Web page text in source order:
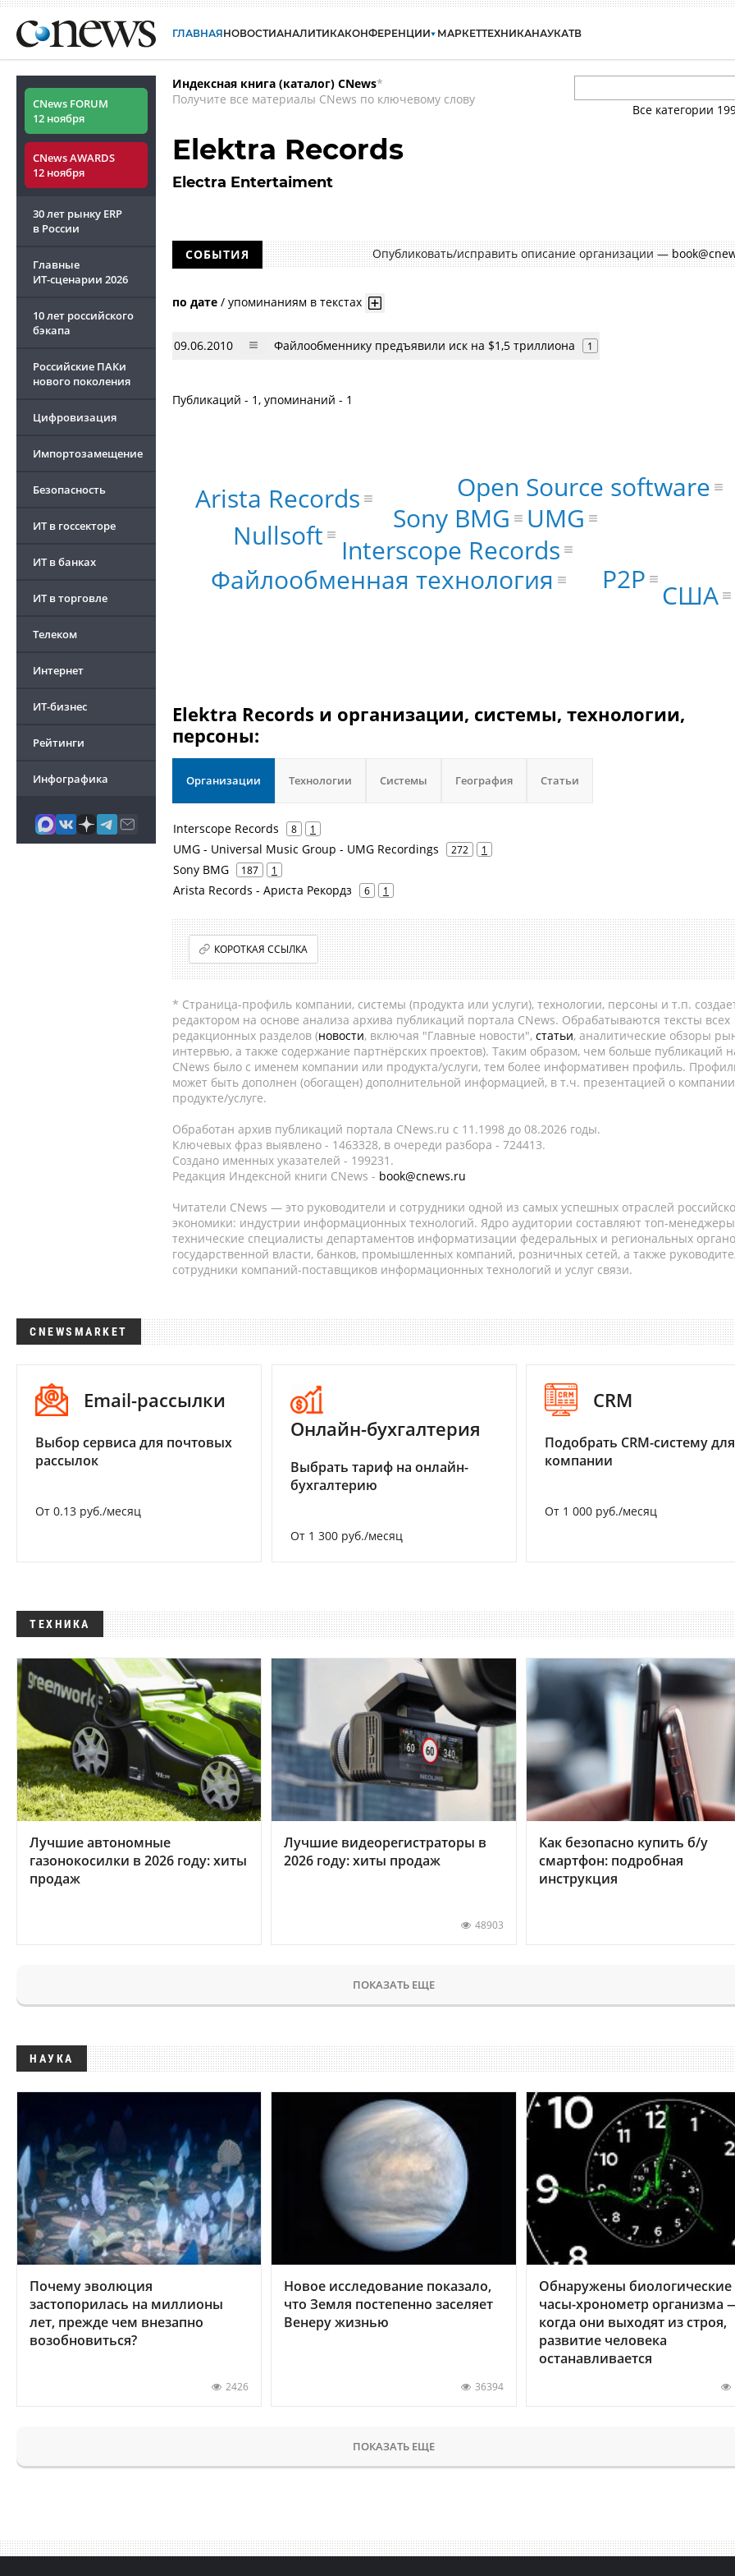
ГЛАВНАЯНОВОСТИАНАЛИТИКАКОНФЕРЕНЦИИ МАРКЕТТЕХНИКАНАУКАТВ
CNews FORUM
12 ноября
CNews AWARDS
12 ноября
30 лет рынку ERP
в России
Главные
ИТ-сценарии 2026
10 лет российского
бэкапа
Российские ПАКи
нового поколения
Цифровизация
Импортозамещение
Безопасность
ИТ в госсекторе
ИТ в банках
ИТ в торговле
Телеком
Интернет
ИТ-бизнес
Рейтинги
Инфографика
Индексная книга (каталог) CNews*
Получите все материалы CNews по ключевому слову
Все категории
Elektra Records
Electra Entertaiment
СОБЫТИЯ Опубликовать/исправить описание организации —
по дате / упоминаниям в текстах
09.06.2010 Файлообменнику предъявили иск на $1,5 триллиона 1
Публикаций - 1, упоминаний - 1
Interscope Records
UMG
Sony BMG
Arista Records
Файлообменная технология
Open Source software
P2P
Nullsoft
США
Elektra Records и организации, системы, технологии,
персоны:
Организации Технологии Системы География Статьи
Interscope Records 8 1
UMG - Universal Music Group - UMG Recordings 272 1
Sony BMG 187 1
Arista Records - Ариста Рекордз 6 1
КОРОТКАЯ ССЫЛКА
* Страница-профиль компании, системы (продукта или услуги), технологии, персоны и т.п.
редактором на основе анализа архива публикаций портала CNews. Обрабатываются тексты всех
редакционных разделов (новости, включая "Главные новости", статьи, аналитические обзоры
интервью, а также содержание партнёрских проектов). Таким образом, чем больше публикаций
CNews было с именем компании или продукта/услуги, тем более информативен профиль.
может быть дополнен (обогащен) дополнительной информацией, в т.ч. презентацией о
продукте/услуге.
Обработан архив публикаций портала CNews.ru c 11.1998 до 08.2026 годы.
Ключевых фраз выявлено - 1463328, в очереди разбора - 724413.
Создано именных указателей - 199231.
Редакция Индексной книги CNews - book@cnews.ru
Читатели CNews — это руководители и сотрудники одной из самых успешных отраслей
экономики: индустрии информационных технологий. Ядро аудитории составляют топ-
технические специалисты департаментов информатизации федеральных и региональных
государственной власти, банков, промышленных компаний, розничных сетей, а также
сотрудники компаний-поставщиков информационных технологий и услуг связи.
CNEWSMARKET
Email-рассылки
Выбор сервиса для почтовых
рассылок
От 0.13 руб./месяц
Онлайн-бухгалтерия
Выбрать тариф на онлайн-
бухгалтерию
От 1 300 руб./месяц
CRM
Подобрать CRM-систему для
компании
От 1 000 руб./месяц
ТЕХНИКА
Лучшие автономные
газонокосилки в 2026 году: хиты
продаж
Лучшие видеорегистраторы в
2026 году: хиты продаж
48903
Как безопасно купить б/у
смартфон: подробная
инструкция
ПОКАЗАТЬ ЕЩЕ
НАУКА
Почему эволюция
застопорилась на миллионы
лет, прежде чем внезапно
возобновиться?
2426
Новое исследование показало,
что Земля постепенно заселяет
Венеру жизнью
36394
Обнаружены биологические
часы-хронометр организма
когда они выходят из строя,
развитие человека
останавливается
ПОКАЗАТЬ ЕЩЕ